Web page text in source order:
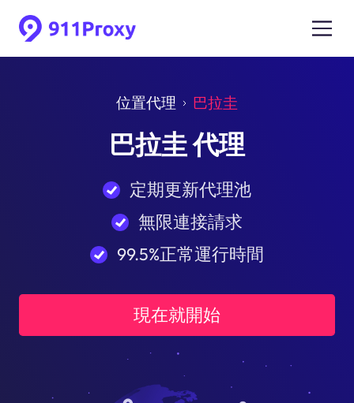
位置代理 巴拉圭
巴拉圭 代理
定期更新代理池
無限連接請求
99.5%正常運行時間
現在就開始